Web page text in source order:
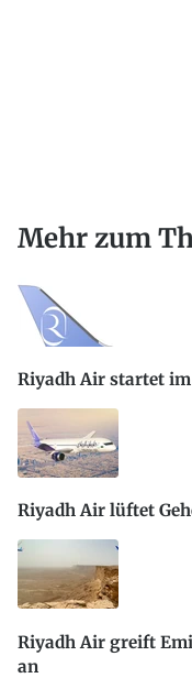
Mehr zum
Riyadh Air startet im
Riyadh Air lüftet
Riyadh Air greift
an